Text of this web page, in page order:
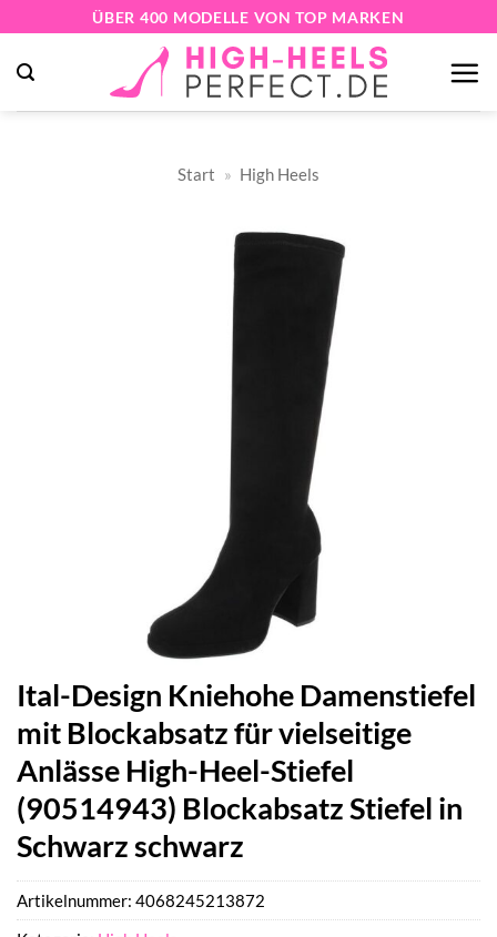
springen
ÜBER 400 MODELLE VON TOP MARKEN
Start » High Heels
Ital-Design Kniehohe Damenstiefel
mit Blockabsatz für vielseitige
Anlässe High-Heel-Stiefel
(90514943) Blockabsatz Stiefel in
Schwarz schwarz
Artikelnummer: 4068245213872